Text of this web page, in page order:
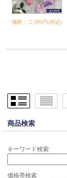
価格： 2,500円(税込)
商品検索
キーワード検索
価格帯検索